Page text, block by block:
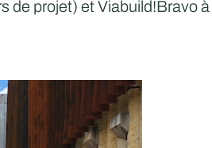
de projet) etViabuild!Bravo